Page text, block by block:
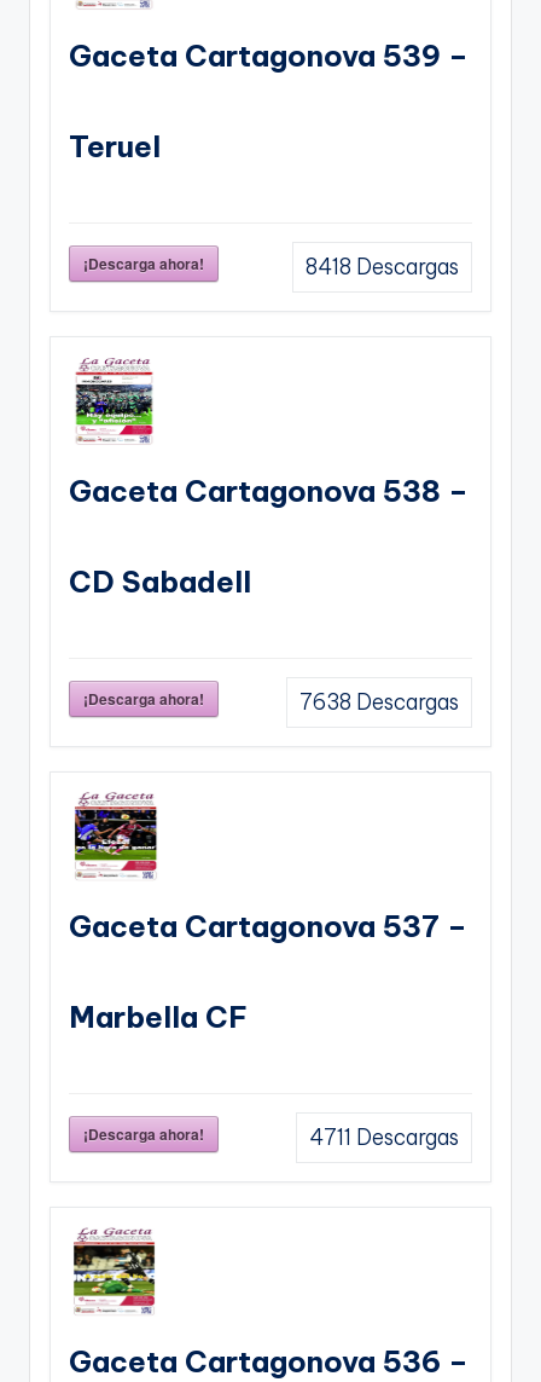
Gaceta Cartagonova 539 –
Teruel
¡Descarga ahora! 8418 Descargas
Gaceta Cartagonova 538 –
CD Sabadell
¡Descarga ahora! 7638 Descargas
Gaceta Cartagonova 537 –
Marbella CF
¡Descarga ahora! 4711 Descargas
Gaceta Cartagonova 536 –